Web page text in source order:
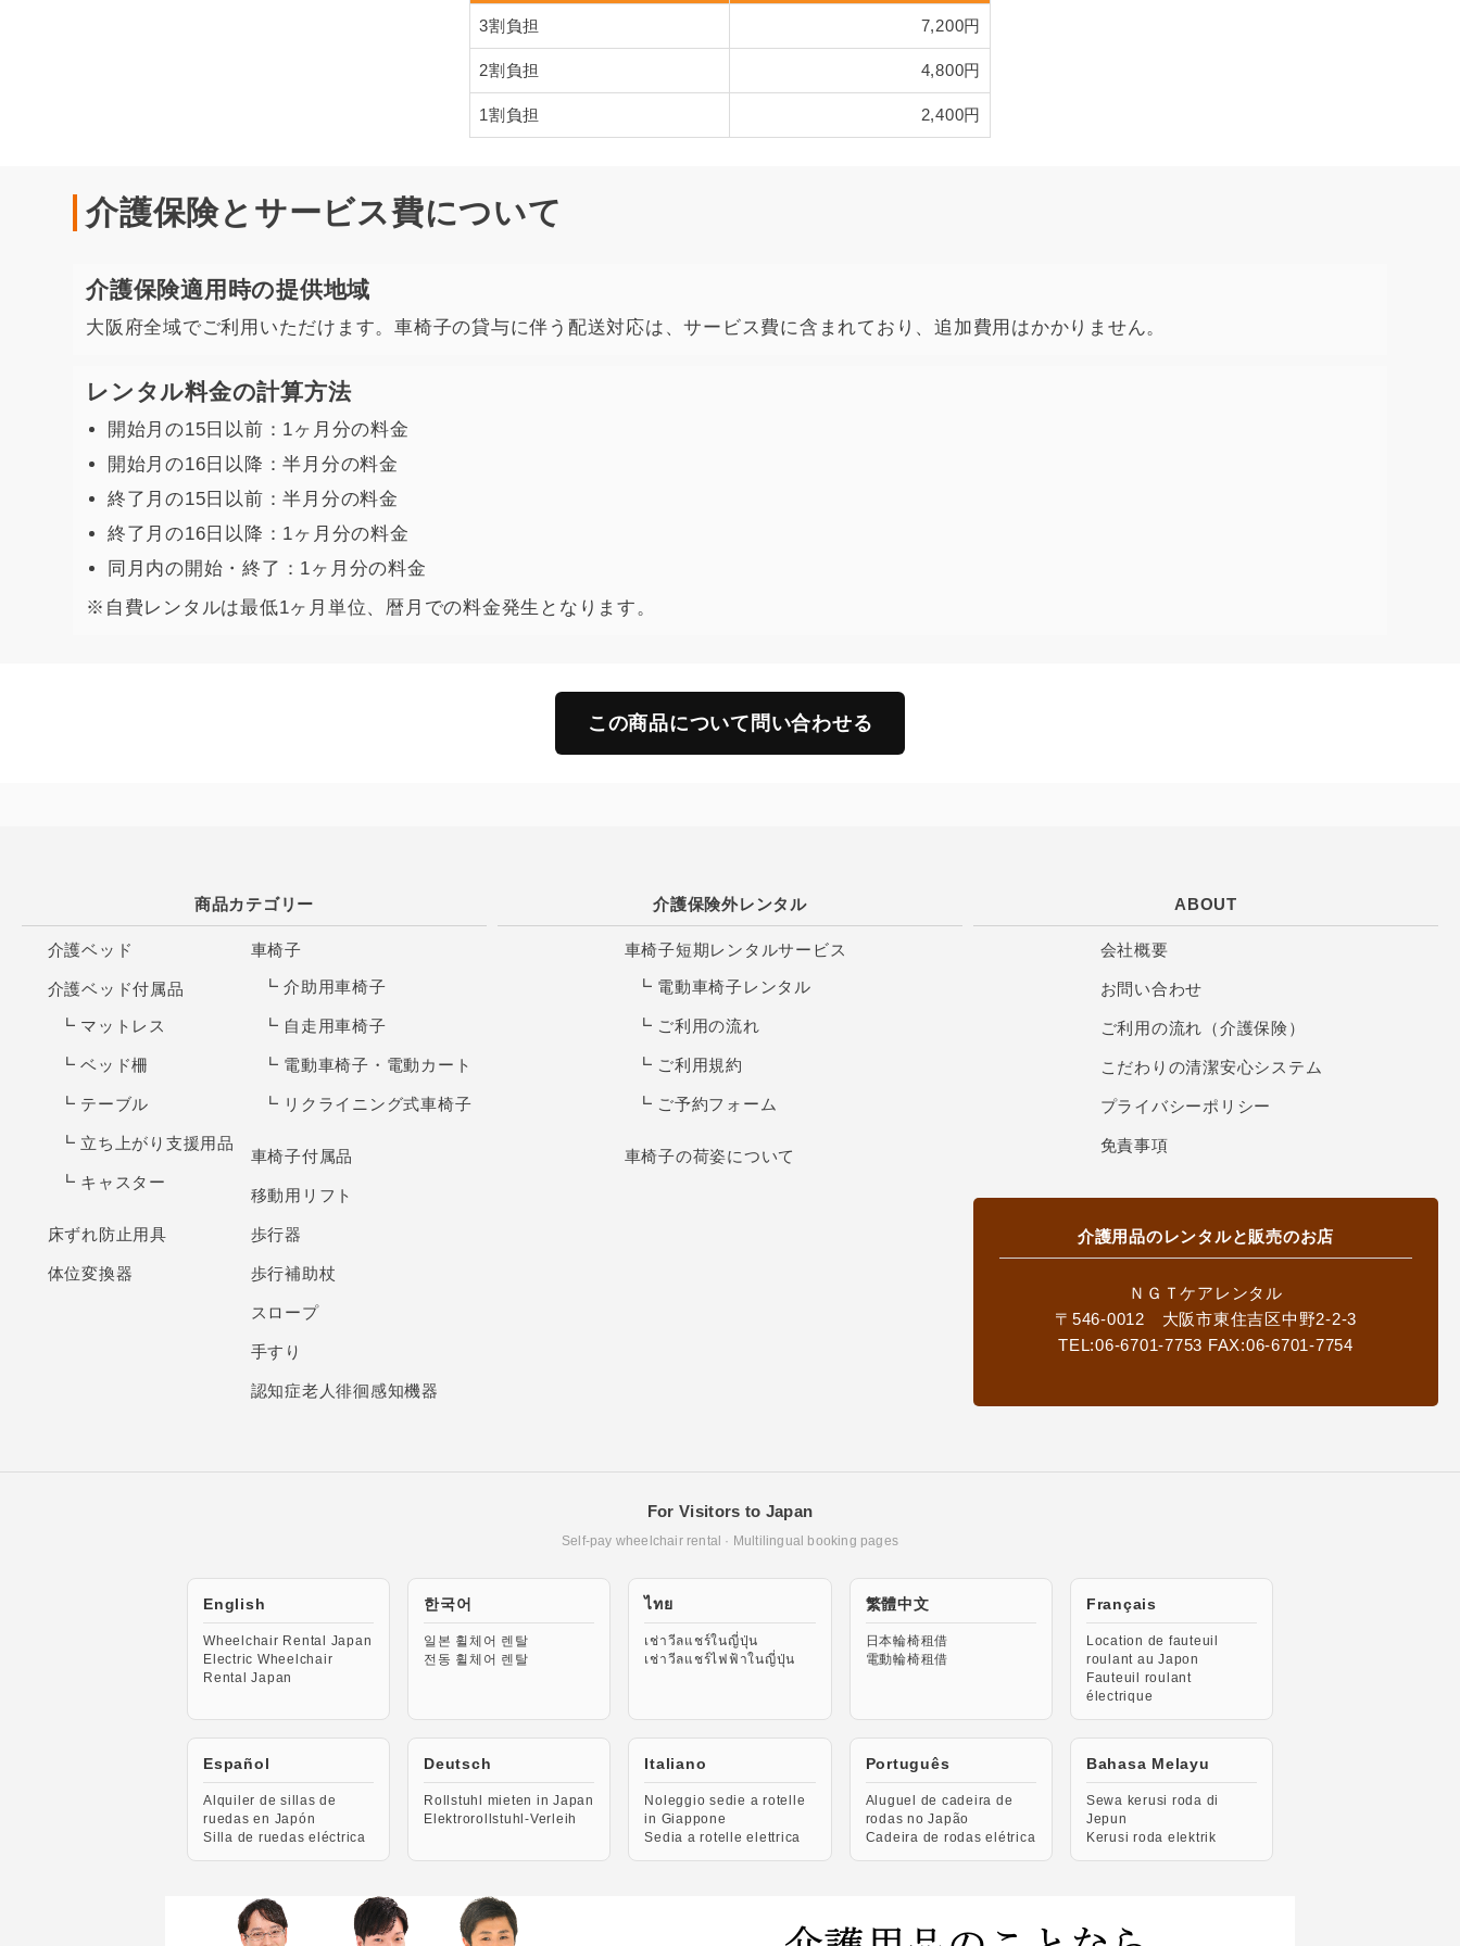
3割負担 7,200円
2割負担 4,800円
1割負担 2,400円
介護保険とサービス費について
介護保険適用時の提供地域
大阪府全域でご利用いただけます。車椅子の貸与に伴う配送対応は、サービス費に含まれており、追加費用はかかりません。
レンタル料金の計算方法
開始月の15日以前：1ヶ月分の料金
開始月の16日以降：半月分の料金
終了月の15日以前：半月分の料金
終了月の16日以降：1ヶ月分の料金
同月内の開始・終了：1ヶ月分の料金
※自費レンタルは最低1ヶ月単位、暦月での料金発生となります。
この商品について問い合わせる
商品カテゴリー
介護ベッド
介護ベッド付属品
マットレス
ベッド柵
テーブル
立ち上がり支援用品
キャスター
床ずれ防止用具
体位変換器
車椅子
介助用車椅子
自走用車椅子
電動車椅子・電動カート
リクライニング式車椅子
車椅子付属品
移動用リフト
歩行器
歩行補助杖
スロープ
手すり
認知症老人徘徊感知機器
介護保険外レンタル
車椅子短期レンタルサービス
電動車椅子レンタル
ご利用の流れ
ご利用規約
ご予約フォーム
車椅子の荷姿について
ABOUT
会社概要
お問い合わせ
ご利用の流れ（介護保険）
こだわりの清潔安心システム
プライバシーポリシー
免責事項
介護用品のレンタルと販売のお店
ＮＧＴケアレンタル
〒546-0012 大阪市東住吉区中野2-2-3
TEL:06-6701-7753 FAX:06-6701-7754
For Visitors to Japan
Self-pay wheelchair rental · Multilingual booking pages
English
Wheelchair Rental Japan
Electric Wheelchair
Rental Japan
한국어
일본 휠체어 렌탈
전동 휠체어 렌탈
ไทย
เช่าวีลแชร์ในญี่ปุ่น
เช่าวีลแชร์ไฟฟ้าในญี่ปุ่น
繁體中文
日本輪椅租借
電動輪椅租借
Français
Location de fauteuil
roulant au Japon
Fauteuil roulant
électrique
Español
Alquiler de sillas de
ruedas en Japón
Silla de ruedas eléctrica
Deutsch
Rollstuhl mieten in Japan
Elektrorollstuhl-Verleih
Italiano
Noleggio sedie a rotelle
in Giappone
Sedia a rotelle elettrica
Português
Aluguel de cadeira de
rodas no Japão
Cadeira de rodas elétrica
Bahasa Melayu
Sewa kerusi roda di
Jepun
Kerusi roda elektrik